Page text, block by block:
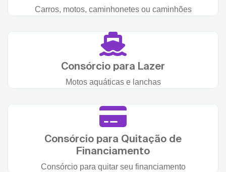
Carros, motos, caminhonetes ou caminhões
Consórcio para Lazer
Motos aquáticas e lanchas
Consórcio para Quitação de
Financiamento
Consórcio para quitar seu financiamento